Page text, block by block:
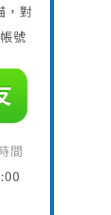
，對
號
間